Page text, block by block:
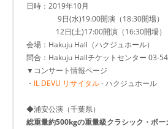
日時：2019年10月
9日(水)19:00開演（18:30開場）
12日(土)17:00開演（16:30開場）
会場：Hakuju Hall（ハクジュホール）
問合：Hakuju Hallチケットセンター 03-
▼コンサート情報ページ
・ IL DEVU リサイタル- ハクジュホール
◆浦安公演（千葉県）
総重量約500kgの重量級クラシック・ボ